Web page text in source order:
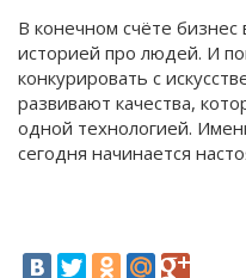
В конечном счёте бизнес
историей про людей. И
конкурировать с
развивают качества,
одной технологией.
сегодня начинается